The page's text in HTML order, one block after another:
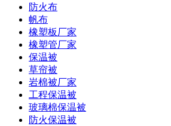
防火布
帆布
橡塑板厂家
橡塑管厂家
保温被
草帘被
岩棉被厂家
工程保温被
玻璃棉保温被
防火保温被